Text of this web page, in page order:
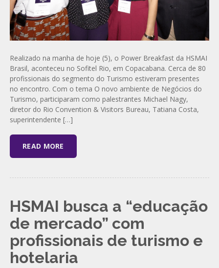
Realizado na manha de hoje (5), o Power Breakfast da HSMAI
Brasil, aconteceu no Sofitel Rio, em Copacabana. Cerca de 80
profissionais do segmento do Turismo estiveram presentes
no encontro. Com o tema O novo ambiente de Negócios do
Turismo, participaram como palestrantes Michael Nagy,
diretor do Rio Convention & Visitors Bureau, Tatiana Costa,
superintendente […]
READ MORE
HSMAI busca a “educação
de mercado” com
profissionais de turismo e
hotelaria